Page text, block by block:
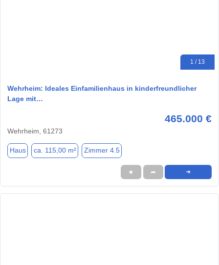
1 / 13
Wehrheim: Ideales Einfamilienhaus in kinderfreundlicher
Lage mit…
465.000 €
Wehrheim, 61273
Haus ca. 115,00 m² Zimmer 4.5
★ ➦ ➜